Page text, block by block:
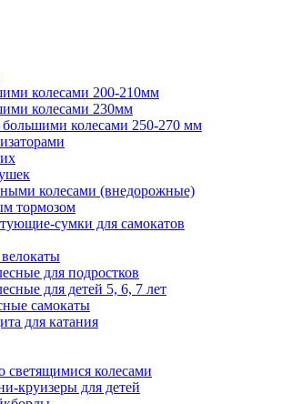
колесами 200-210мм
колесами 230мм
колесами 250-270 мм
колесами (внедорожные)
тормозом
сумки для самокатов
для подростков
для детей 5, 6, 7 лет
самокаты
для катания
колесами
круизеры для детей